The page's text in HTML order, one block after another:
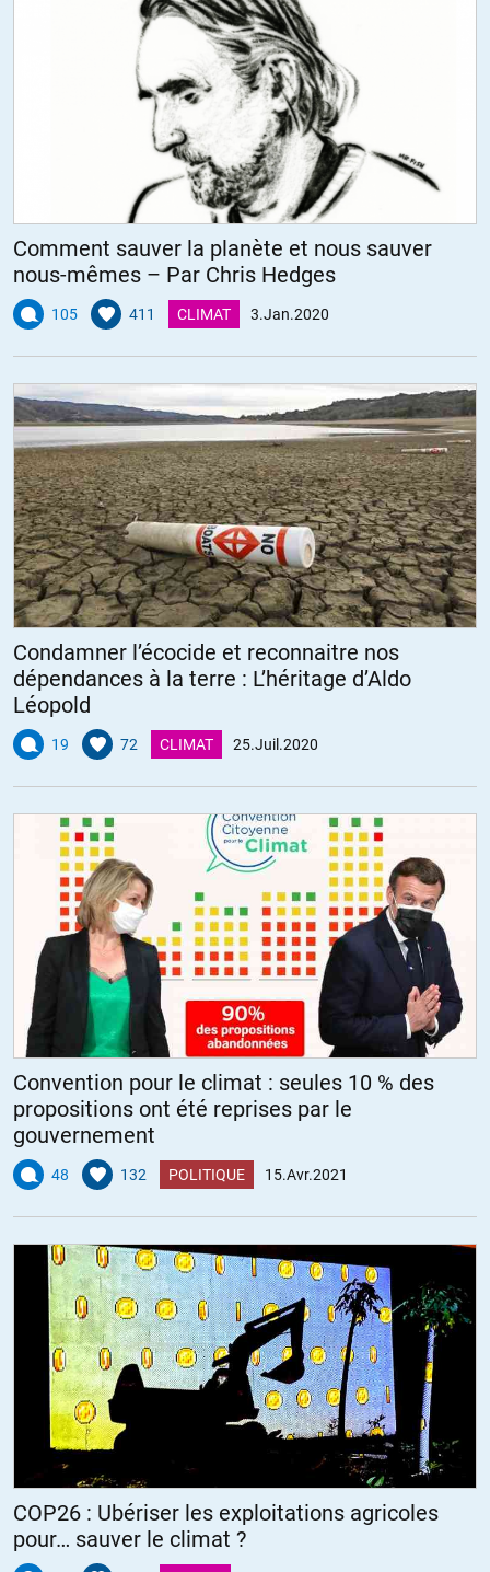
Comment sauver la planète et nous sauver
nous-mêmes – Par Chris Hedges
105 411 CLIMAT 3.Jan.2020
Condamner l’écocide et reconnaitre nos
dépendances à la terre : L’héritage d’Aldo
Léopold
19 72 CLIMAT 25.Juil.2020
Convention pour le climat : seules 10 % des
propositions ont été reprises par le
gouvernement
48 132 POLITIQUE 15.Avr.2021
COP26 : Ubériser les exploitations agricoles
pour… sauver le climat ?